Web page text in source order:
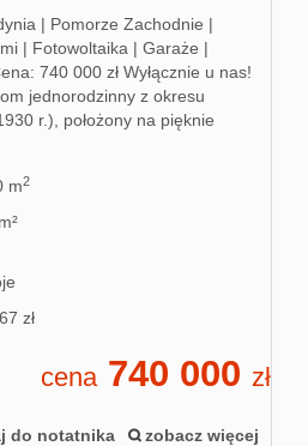
| Pomorze Zachodnie |
| Fotowoltaika | Garaże |
740 000 zł Wyłącznie u nas!
jednorodzinny z okresu
r.), położony na pięknie
m2
zł
cena740 000 zł
do notatnika zobacz więcej